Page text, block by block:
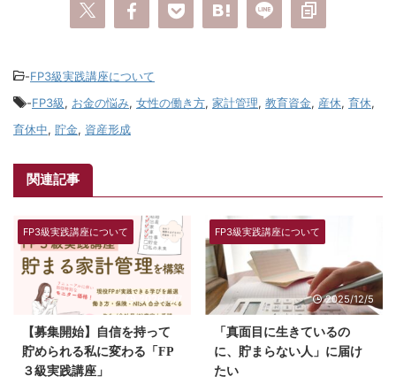
-FP3級実践講座について
-FP3級, お金の悩み, 女性の働き方, 家計管理, 教育資金, 産休, 育休,
育休中, 貯金, 資産形成
関連記事
FP3級実践講座について
2026/2/7
【募集開始】自信を持って
貯められる私に変わる「FP
３級実践講座」
FP3級実践講座について
2025/12/5
「真面目に生きているの
に、貯まらない人」に届け
たい